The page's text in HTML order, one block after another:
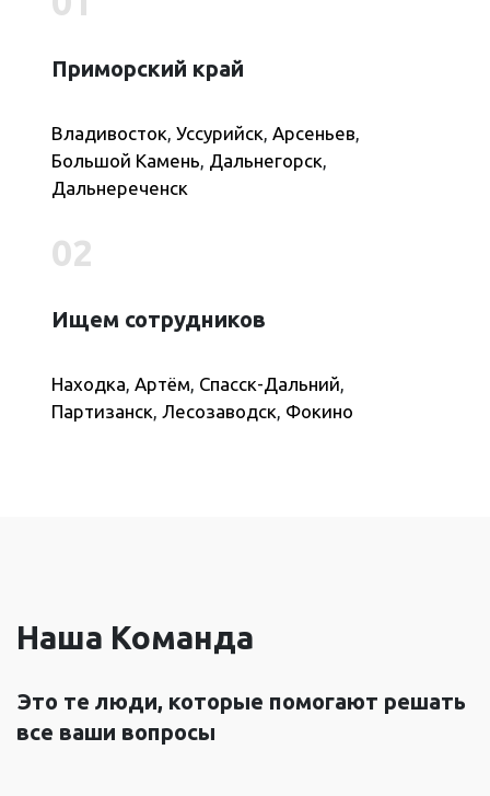
Приморский край
Владивосток, Уссурийск, Арсеньев,
Большой Камень, Дальнегорск,
Дальнереченск
02
Ищем сотрудников
Находка, Артём, Спасск-Дальний,
Партизанск, Лесозаводск, Фокино
Наша Команда
Это те люди, которые помогают решать
все ваши вопросы